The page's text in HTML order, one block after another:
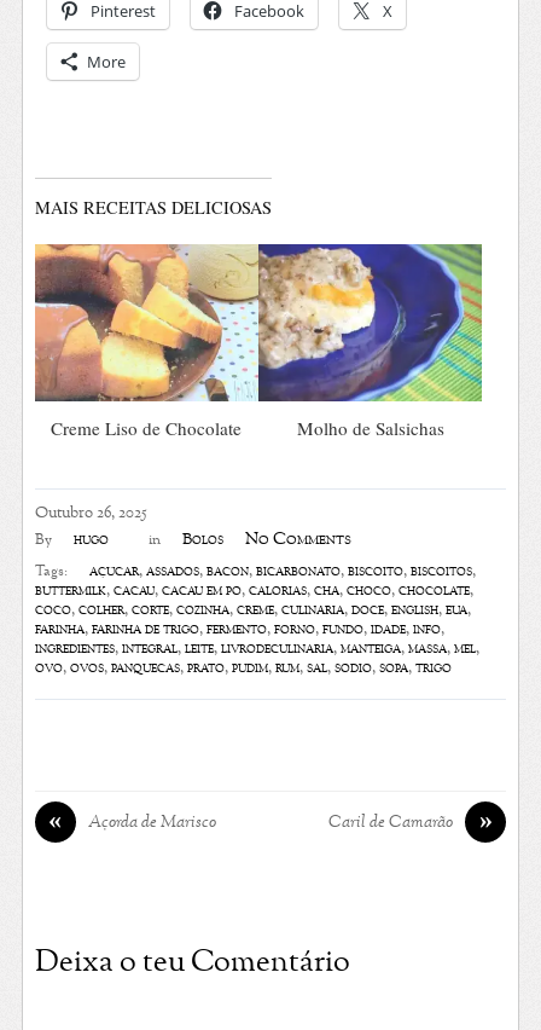
Outubro 26, 2025
By hugo in Bolos No Comments
Tags: açúcar,assados,bacon,bicarbonato,biscoito,biscoitos,
buttermilk,cacau,cacau em pó,calorias,chá,choco,chocolate,
coco,colher,corte,cozinha,creme,culinária,doce,english,eua,
farinha,farinha de trigo,fermento,forno,fundo,idade,info,
ingredientes,integral,leite,livrodeculinaria,manteiga,massa,mel,
ovo,ovos,panquecas,prato,pudim,rum,sal,sódio,sopa,trigo
Pinterest Facebook X
More
MAIS RECEITAS DELICIOSAS
Creme Liso de Chocolate Molho de Salsichas
« Açorda de Marisco »
Caril de Camarão
Deixa o teu Comentário